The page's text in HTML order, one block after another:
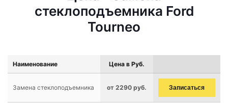
стеклоподъемника Ford
Tourneo
Наименование Цена в Руб.
Замена стеклоподъемника от 2290 руб. Записаться